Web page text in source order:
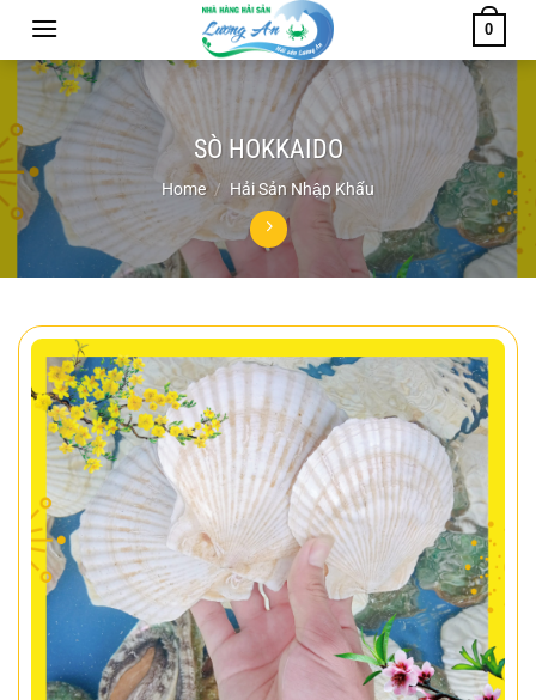
nội
0
SÒ HOKKAIDO
Home / Hải Sản Nhập Khẩu